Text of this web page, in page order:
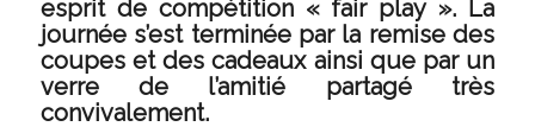
esprit de compétition « fair play ». La
journée s’est terminée par la remise des
coupes et des cadeaux ainsi que par un
verre de l’amitié partagé très
convivalement.